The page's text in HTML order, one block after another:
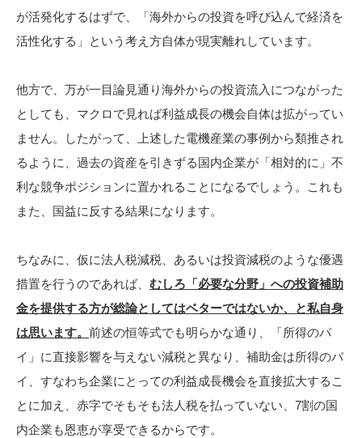
が活発化するはずで、「海外からの投資を呼び込んで経済を
活性化する」という考え方自体が現実離れしています。
他方で、万が一目論見通り海外からの投資流入につながった
としても、マクロで見れば利益成長の機会自体は拡がってい
ません。したがって、上述した電機産業の事例から類推され
るように、過去の資産を引きずる国内企業が「相対的に」不
利な競争ポジションに置かれることになるでしょう。これも
また、国益に反する結果になります。
ちなみに、仮に法人税減税、あるいは投資減税のような優遇
措置を行うのであれば、 むしろ「必要な分野」への投資補助
金を提供する方が総論としてはベターではないか、と私自身
は思います。 前述の恒等式でも明らかな通り、「所得のパ
イ」に直接影響を与えない減税と異なり、補助金は所得のパ
イ、すなわち企業にとっての利益成長機会を直接拡大するこ
とに加え、赤字でそもそも法人税を払っていない、7割の国
内企業も恩恵が享受できるからです。